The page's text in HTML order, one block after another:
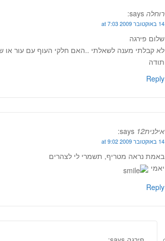
רוחלה says:
14 באוקטובר 2009 at 7:03
שלום פירגה
לא קבלתי מענה לשאלתי ..האם חלקי העוף עם עור או
תודה
Reply
אילנית12 says:
14 באוקטובר 2009 at 9:02
באמת נראה מטריף, תשמרי לי לצהרים
יאמי
Reply